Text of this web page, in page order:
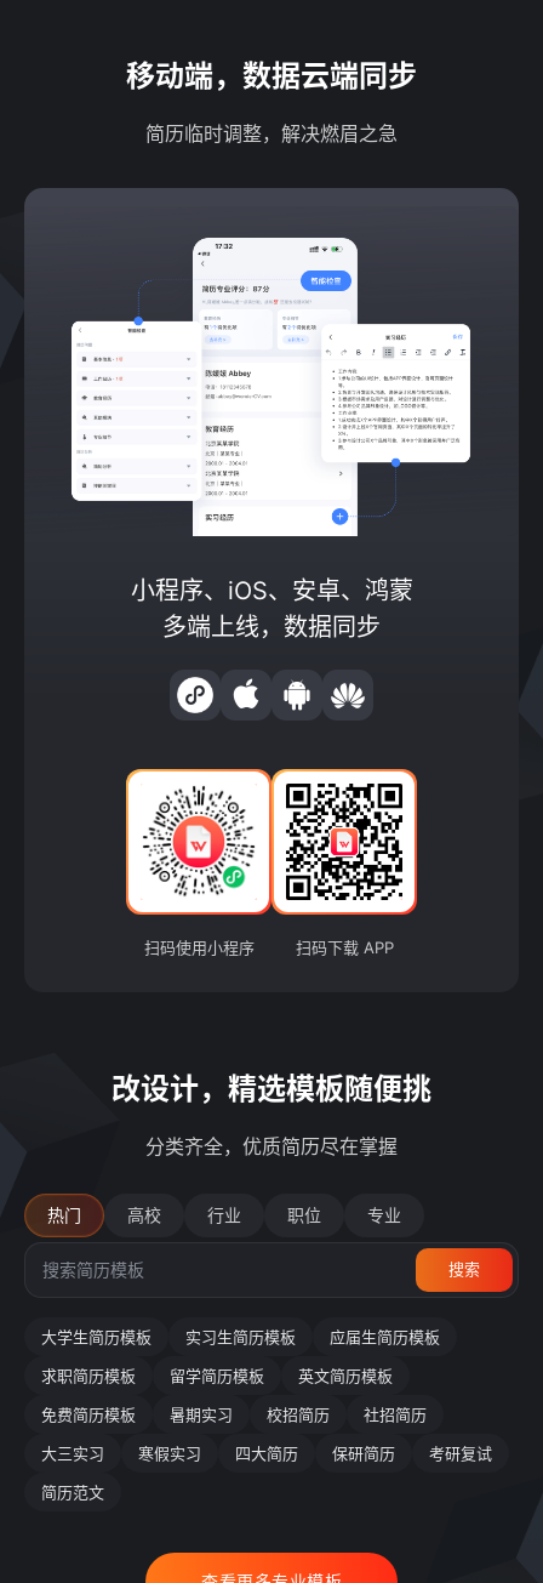
移动端，数据云端同步
简历临时调整，解决燃眉之急
小程序、iOS、安卓、鸿蒙
多端上线，数据同步
扫码使用小程序 扫码下载 APP
改设计，精选模板随便挑
分类齐全，优质简历尽在掌握
热门 高校 行业 职位 专业
搜索
大学生简历模板 实习生简历模板
应届生简历模板
求职简历模板
留学简历模板
英文简历模板
免费简历模板
暑期实习 校招简历
社招简历
大三实习
寒假实习 四大简历 保研简历
考研复试
简历范文